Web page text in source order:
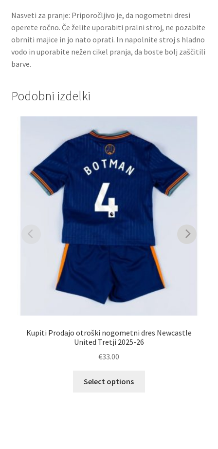
Nasveti za pranje: Priporočljivo je, da nogometni dresi
operete ročno. Če želite uporabiti pralni stroj, ne pozabite
obrniti majice in jo nato oprati. In napolnite stroj s hladno
vodo in uporabite nežen cikel pranja, da boste bolj zaščitili
barve.
Podobni izdelki
Kupiti Prodajo otroški nogometni dres Newcastle
United Tretji 2025-26
€33.00
Select options